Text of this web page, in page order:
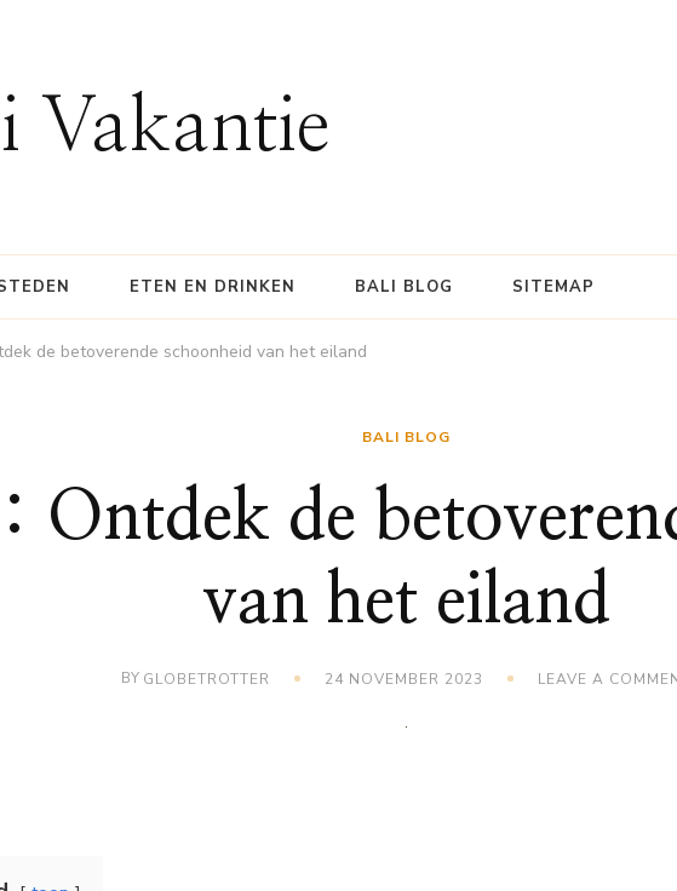
Vakantie
ETEN EN DRINKEN BALI BLOG SITEMAP
de betoverende schoonheid van het eiland
BALI BLOG
Ontdek de
van het eiland
BY GLOBETROTTER 24 NOVEMBER 2023 LEAVE A